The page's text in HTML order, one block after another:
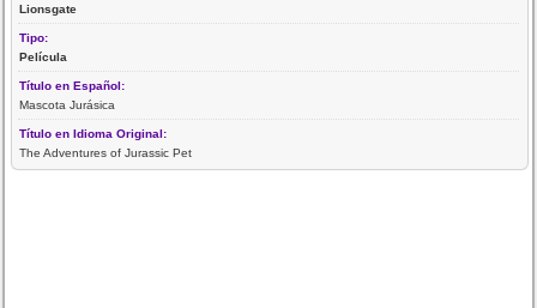
Lionsgate
Tipo:
Película
Título en Español:
Mascota Jurásica
Título en Idioma Original:
The Adventures of Jurassic Pet